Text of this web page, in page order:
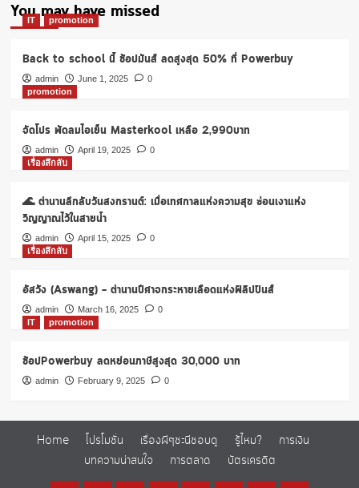
You may have missed
IT promotion
Back to school นี้ ช้อปมันส์ ลดสูงสุด 50% ที่ Powerbuy
admin June 1, 2025
0
promotion
จัดโปร พัดลมไอเย็น Masterkool เหลือ 2,990บาท
admin April 19, 2025
0
เรื่องลึกลับ
🌊 ตำนานลึกลับวันสงกรานต์: เมื่อเทศกาลแห่งความสุข ซ่อนเงาแห่ง
วิญญาณไว้ในสายน้ำ
admin April 15, 2025
0
เรื่องลึกลับ
อัสวัง (Aswang) – ตำนานปีศาจกระหายเลือดแห่งฟิลิปปินส์
admin March 16, 2025
0
IT
promotion
ช้อปPowerbuy ลดหย่อนภาษีสูงสุด 30,000 บาท
admin February 9, 2025 0
Home โปรโมชั่น เรื่องผีๆชะนีชอบดู รู้ไหม?
การเงิน
บทความน่าสนใจ
การตลาด บัตรเครดิต